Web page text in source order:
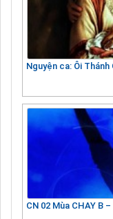
Nguyện ca: Ôi
CN 02 Mùa CHAY B